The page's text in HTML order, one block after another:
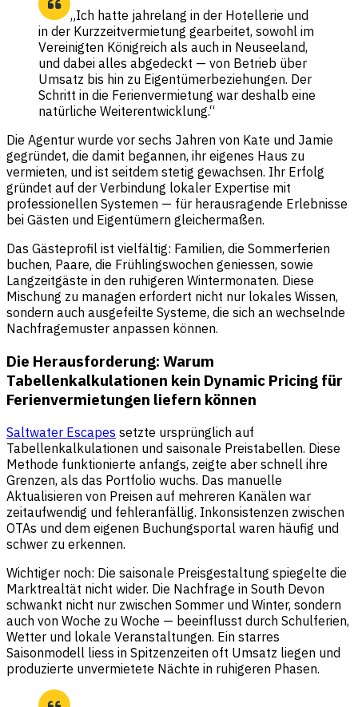
„Ich hatte jahrelang in der Hotellerie und
in der Kurzzeitvermietung gearbeitet, sowohl im
Vereinigten Königreich als auch in Neuseeland,
und dabei alles abgedeckt — von Betrieb über
Umsatz bis hin zu Eigentümerbeziehungen. Der
Schritt in die Ferienvermietung war deshalb eine
natürliche Weiterentwicklung.“
Die Agentur wurde vor sechs Jahren von Kate und Jamie
gegründet, die damit begannen, ihr eigenes Haus zu
vermieten, und ist seitdem stetig gewachsen. Ihr Erfolg
gründet auf der Verbindung lokaler Expertise mit
professionellen Systemen — für herausragende Erlebnisse
bei Gästen und Eigentümern gleichermaßen.
Das Gästeprofil ist vielfältig: Familien, die Sommerferien
buchen, Paare, die Frühlingswochen geniessen, sowie
Langzeitgäste in den ruhigeren Wintermonaten. Diese
Mischung zu managen erfordert nicht nur lokales Wissen,
sondern auch ausgefeilte Systeme, die sich an wechselnde
Nachfragemuster anpassen können.
Die Herausforderung: Warum
Tabellenkalkulationen kein Dynamic Pricing für
Ferienvermietungen liefern können
Saltwater Escapes setzte ursprünglich auf
Tabellenkalkulationen und saisonale Preistabellen. Diese
Methode funktionierte anfangs, zeigte aber schnell ihre
Grenzen, als das Portfolio wuchs. Das manuelle
Aktualisieren von Preisen auf mehreren Kanälen war
zeitaufwendig und fehleranfällig. Inkonsistenzen zwischen
OTAs und dem eigenen Buchungsportal waren häufig und
schwer zu erkennen.
Wichtiger noch: Die saisonale Preisgestaltung spiegelte die
Marktrealtät nicht wider. Die Nachfrage in South Devon
schwankt nicht nur zwischen Sommer und Winter, sondern
auch von Woche zu Woche — beeinflusst durch Schulferien,
Wetter und lokale Veranstaltungen. Ein starres
Saisonmodell liess in Spitzenzeiten oft Umsatz liegen und
produzierte unvermietete Nächte in ruhigeren Phasen.